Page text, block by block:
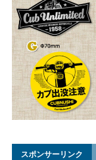
スポンサーリンク